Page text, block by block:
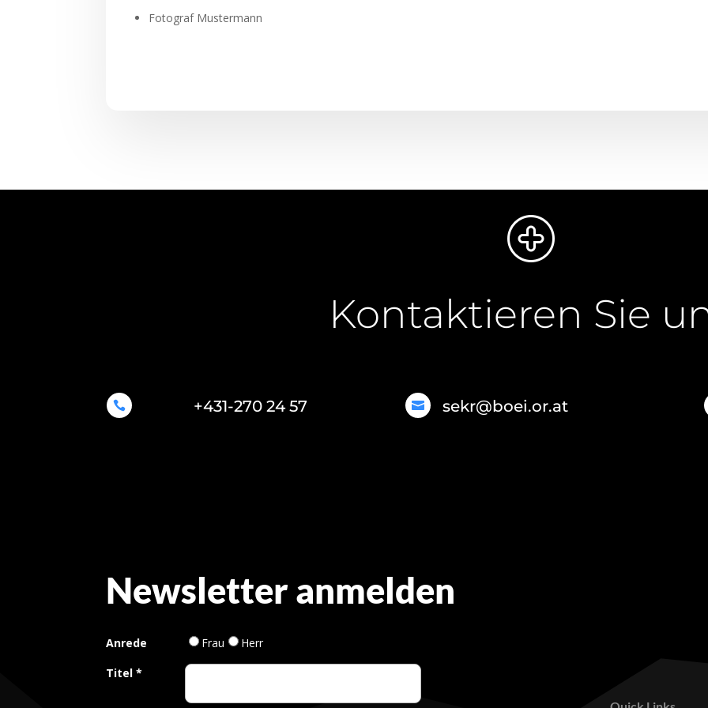
Fotograf Mustermann
Kontaktieren Sie
 +431-270 24 57  sekr@boei.or.at
Newsletter anmelden
Anrede Frau
Herr
Titel*